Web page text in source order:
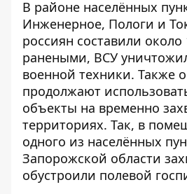
В районе населённых
Инженерное, Пологи и
россиян составили около
ранеными, ВСУ
военной техники. Также
продолжают
объекты на временно
территориях. Так, в
одного из населённых
Запорожской области
обустроили полевой